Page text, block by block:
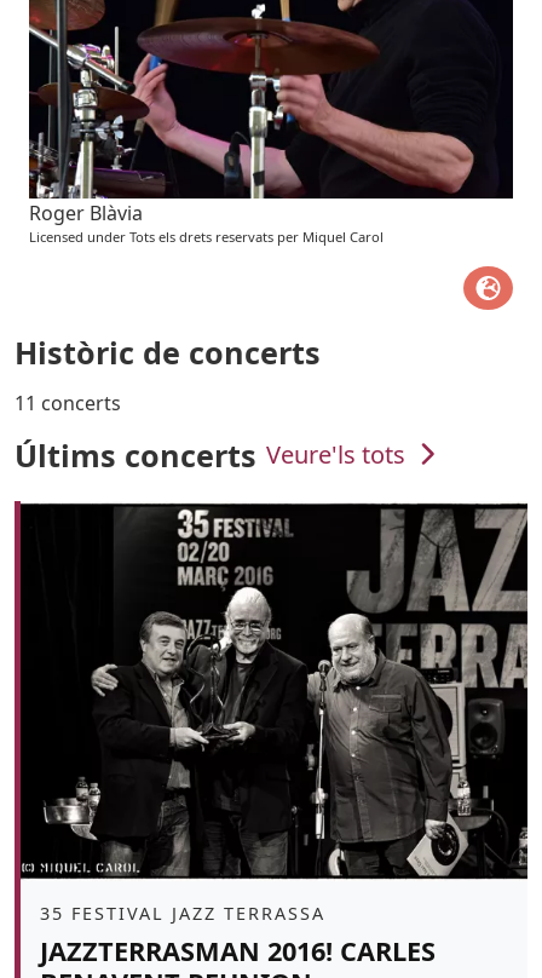
Roger Blàvia
Licensed under Tots els drets reservats per Miquel Carol
Històric de concerts
11 concerts
Últims concerts Veure'ls tots
Àmbit
35 FESTIVAL JAZZ TERRASSA
JAZZTERRASMAN 2016! CARLES